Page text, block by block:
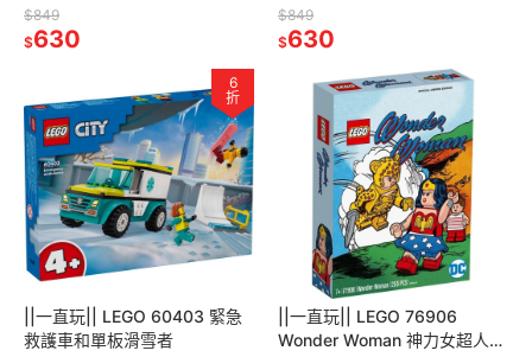
F1 紅牛
$849
$630
Race Car
$849
$630
6
折
||一直玩|| LEGO 60403 緊急
救護車和單板滑雪者
||一直玩|| LEGO 76906
Wonder Woman 神力女超人